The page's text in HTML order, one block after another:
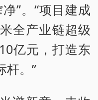
”。“项目建成
全产业链超级
亿元，打造东
杆。”